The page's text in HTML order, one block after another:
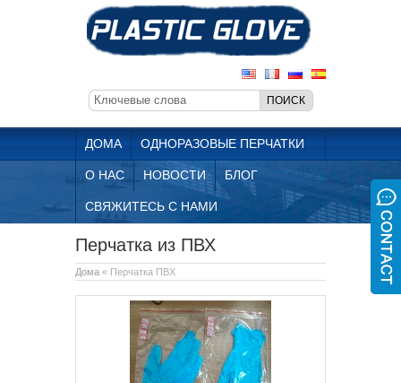
ДОМА ОДНОРАЗОВЫЕ ПЕРЧАТКИ
О НАС НОВОСТИ БЛОГ
СВЯЖИТЕСЬ С НАМИ
Перчатка из ПВХ
Дома « Перчатка ПВХ